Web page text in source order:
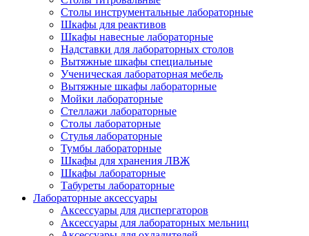
Столы инструментальные лабораторные
Шкафы для реактивов
Шкафы навесные лабораторные
Надставки для лабораторных столов
Вытяжные шкафы специальные
Ученическая лабораторная мебель
Вытяжные шкафы лабораторные
Мойки лабораторные
Стеллажи лабораторные
Столы лабораторные
Стулья лабораторные
Тумбы лабораторные
Шкафы для хранения ЛВЖ
Шкафы лабораторные
Табуреты лабораторные
Лабораторные аксессуары
Аксессуары для диспергаторов
Аксессуары для лабораторных мельниц